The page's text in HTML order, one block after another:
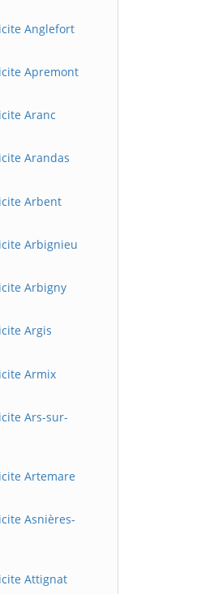
Anglefort
Apremont
Aranc
Arandas
Arbent
Arbignieu
Arbigny
Argis
Armix
Ars-sur-
Artemare
Asnières-
Attignat